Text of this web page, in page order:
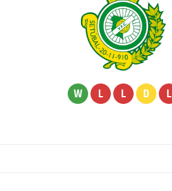
W L L D L